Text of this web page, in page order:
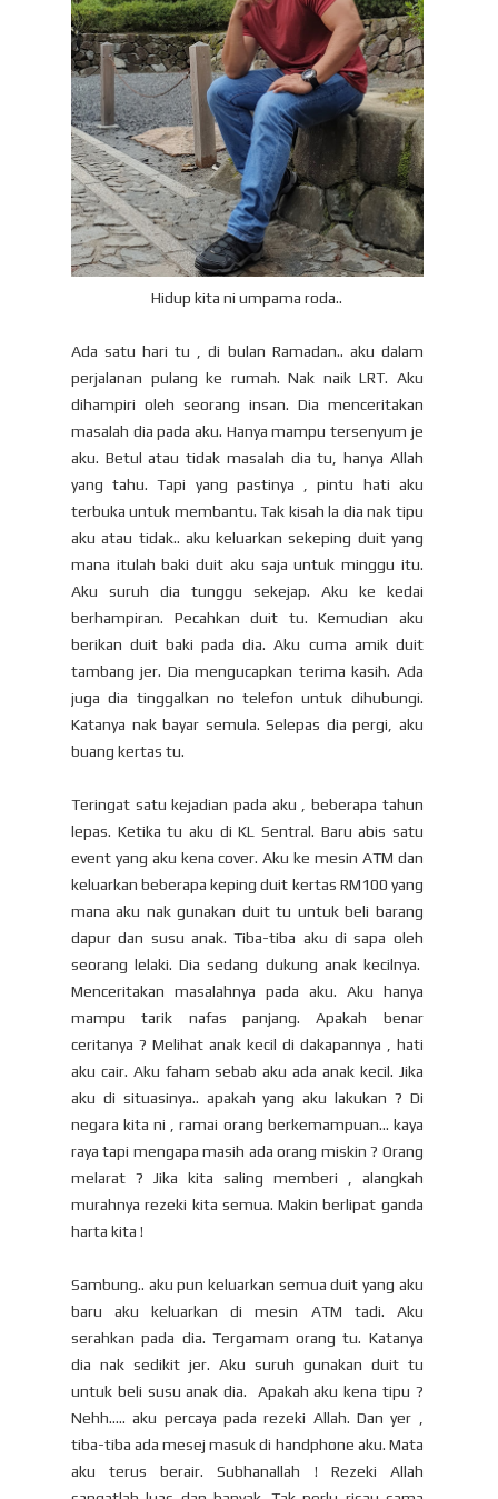
Hidup kita ni umpama roda..
Ada satu hari tu , di bulan Ramadan.. aku dalam
perjalanan pulang ke rumah. Nak naik LRT. Aku
dihampiri oleh seorang insan. Dia menceritakan
masalah dia pada aku. Hanya mampu tersenyum je
aku. Betul atau tidak masalah dia tu, hanya Allah
yang tahu. Tapi yang pastinya , pintu hati aku
terbuka untuk membantu. Tak kisah la dia nak tipu
aku atau tidak.. aku keluarkan sekeping duit yang
mana itulah baki duit aku saja untuk minggu itu.
Aku suruh dia tunggu sekejap. Aku ke kedai
berhampiran. Pecahkan duit tu. Kemudian aku
berikan duit baki pada dia. Aku cuma amik duit
tambang jer. Dia mengucapkan terima kasih. Ada
juga dia tinggalkan no telefon untuk dihubungi.
Katanya nak bayar semula. Selepas dia pergi, aku
buang kertas tu.
Teringat satu kejadian pada aku , beberapa tahun
lepas. Ketika tu aku di KL Sentral. Baru abis satu
event yang aku kena cover. Aku ke mesin ATM dan
keluarkan beberapa keping duit kertas RM100 yang
mana aku nak gunakan duit tu untuk beli barang
dapur dan susu anak. Tiba-tiba aku di sapa oleh
seorang lelaki. Dia sedang dukung anak kecilnya.
Menceritakan masalahnya pada aku. Aku hanya
mampu tarik nafas panjang. Apakah benar
ceritanya ? Melihat anak kecil di dakapannya , hati
aku cair. Aku faham sebab aku ada anak kecil. Jika
aku di situasinya.. apakah yang aku lakukan ? Di
negara kita ni , ramai orang berkemampuan... kaya
raya tapi mengapa masih ada orang miskin ? Orang
melarat ? Jika kita saling memberi , alangkah
murahnya rezeki kita semua. Makin berlipat ganda
harta kita !
Sambung.. aku pun keluarkan semua duit yang aku
baru aku keluarkan di mesin ATM tadi. Aku
serahkan pada dia. Tergamam orang tu. Katanya
dia nak sedikit jer. Aku suruh gunakan duit tu
untuk beli susu anak dia. Apakah aku kena tipu ?
Nehh..... aku percaya pada rezeki Allah. Dan yer ,
tiba-tiba ada mesej masuk di handphone aku. Mata
aku terus berair. Subhanallah ! Rezeki Allah